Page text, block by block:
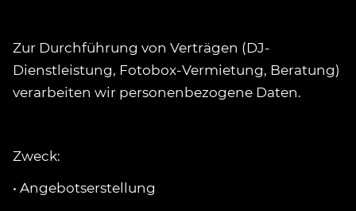
Zur Durchführung von Verträgen (DJ-
Dienstleistung, Fotobox-Vermietung, Beratung)
verarbeiten wir personenbezogene Daten.
Zweck:
• Angebotserstellung